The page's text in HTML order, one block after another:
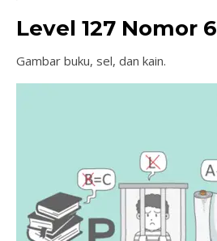
Level 127 Nomor 6
Gambar buku, sel, dan kain.